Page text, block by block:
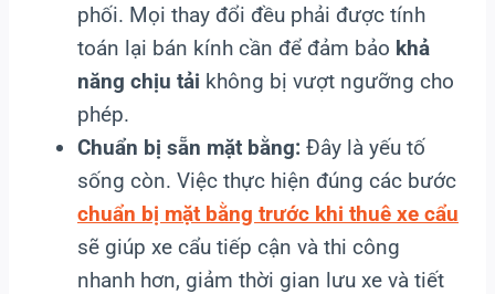
phối. Mọi thay đổi đều phải được tính
toán lại bán kính cần để đảm bảo khả
năng chịu tải không bị vượt ngưỡng cho
phép.
Chuẩn bị sẵn mặt bằng: Đây là yếu tố
sống còn. Việc thực hiện đúng các bước
chuẩn bị mặt bằng trước khi thuê xe cẩu
sẽ giúp xe cẩu tiếp cận và thi công
nhanh hơn, giảm thời gian lưu xe và tiết